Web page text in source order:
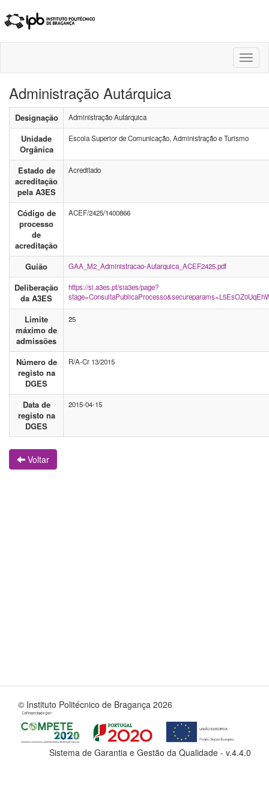
Administração Autárquica
Designação Administração Autárquica
Unidade
Orgânica
Escola Superior de Comunicação, Administração e Turismo
Estado de
acreditação
pela A3ES
Acreditado
Código de
processo
de
acreditação
ACEF/2425/1400866
Guião GAA_M2_Administracao-Autarquica_ACEF2425.pdf
Deliberação
da A3ES
https://si.a3es.pt/sia3es/page?
Limite
máximo de
admissões
25
Número de
registo na
DGES
R/A-Cr 13/2015
Data de
registo na
DGES
2015-04-15
Voltar
© Instituto Politécnico de Bragança 2026
Sistema de Garantia e Gestão da Qualidade - v.4.4.0